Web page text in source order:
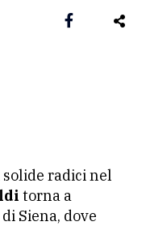
solide radici nel
torna a
Siena, dove